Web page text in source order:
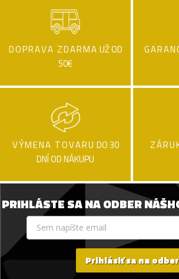
DOPRAVA ZDARMA UŽ OD
50€
VÝMENA TOVARU DO 30
DNÍ OD NÁKUPU
PRIHLÁSTE SA NA ODBER
Prihlásiť sa na odber